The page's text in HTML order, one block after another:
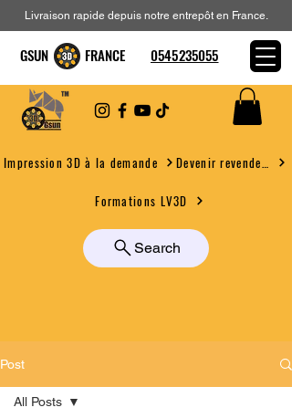
Impression 3D à la demande
Formations LV3D
Search
Livraison rapide depuis notre entrepôt en France.
GSUN FRANCE 0545235055
Post
All Posts